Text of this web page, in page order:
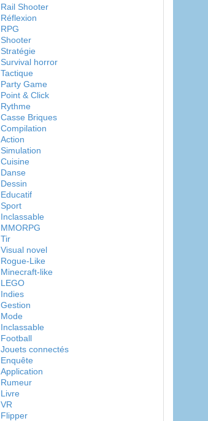
Rail Shooter
Réflexion
RPG
Shooter
Stratégie
Survival horror
Tactique
Party Game
Point & Click
Rythme
Casse Briques
Compilation
Action
Simulation
Cuisine
Danse
Dessin
Educatif
Sport
Inclassable
MMORPG
Tir
Visual novel
Rogue-Like
Minecraft-like
LEGO
Indies
Gestion
Mode
Inclassable
Football
Jouets connectés
Enquête
Application
Rumeur
Livre
VR
Flipper